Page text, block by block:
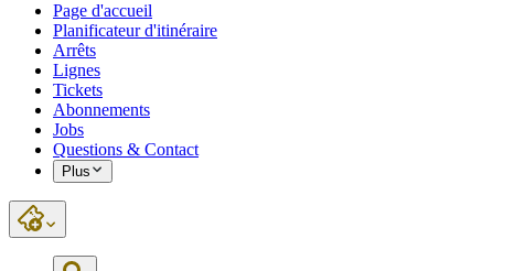
Page d'accueil
Planificateur d'itinéraire
Arrêts
Lignes
Tickets
Abonnements
Jobs
Questions & Contact
Plus